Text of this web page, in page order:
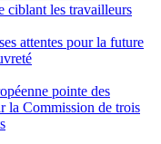
ciblant les travailleurs
attentes pour la future
pointe des
la Commission de trois